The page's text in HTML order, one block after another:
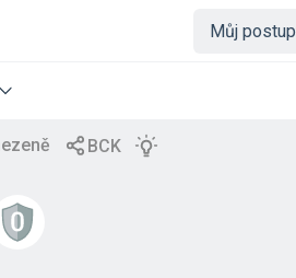
Můj postup